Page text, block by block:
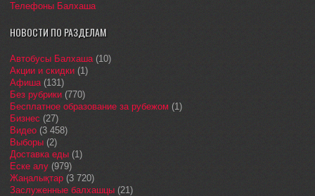
Телефоны Балхаша
НОВОСТИ ПО РАЗДЕЛАМ
Автобусы Балхаша(10)
Акции и скидки (1)
Афиша(131)
Без рубрики (770)
Бесплатное образование за рубежом (1)
Бизнес (27)
Видео (3 458)
Выборы (2)
Доставка еды (1)
Еске алу (979)
Жаңалықтар (3 720)
Заслуженные балхашцы (21)